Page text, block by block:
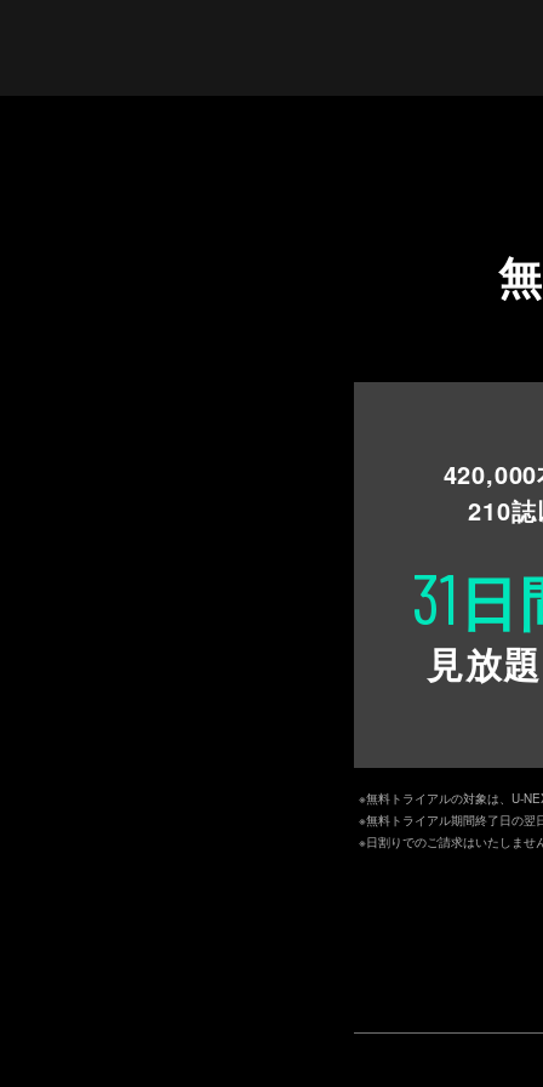
420,000
210
31日
見放
※無料トライアルの対象は、U-
※無料トライアル期間終了日の翌
※日割りでのご請求はいたしません